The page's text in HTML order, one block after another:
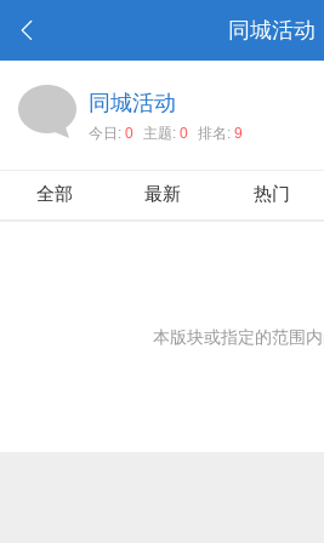
同城活动
同城活动
今日: 0 主题: 0 排名: 9
全部 最新 热门
本版块或指定的范围